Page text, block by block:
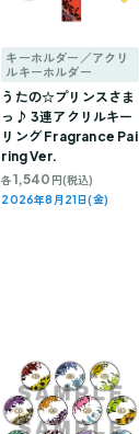
キーホルダー／アクリ
ルキーホルダー
うたの☆プリンスさま
っ♪ 3連アクリルキー
リング Fragrance Pai
ring Ver.
各1,540 円(税込)
2026年8月21日(金)